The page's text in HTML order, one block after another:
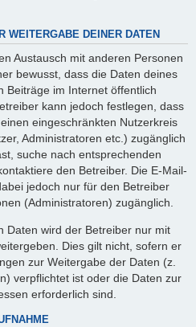
WEITERGABE DEINER DATEN
Austausch mit anderen Personen
bewusst, dass die Daten deines
Beiträge im Internet öffentlich
kann jedoch festlegen, dass
eingeschränkten Nutzerkreis
Administratoren etc.) zugänglich
suche nach entsprechenden
den Betreiber. Die E-Mail-
jedoch nur für den Betreiber
(Administratoren) zugänglich.
Daten wird der Betreiber nur mit
Dies gilt nicht, sofern er
zur Weitergabe der Daten (z.
verpflichtet ist oder die Daten zur
erforderlich sind.